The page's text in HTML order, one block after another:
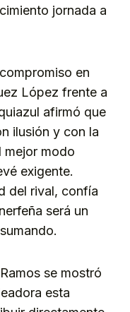
jornada a
en
López frente a
afirmó que
ilusión y con la
mejor modo
exigente.
del rival, confía
será un
se mostró
esta